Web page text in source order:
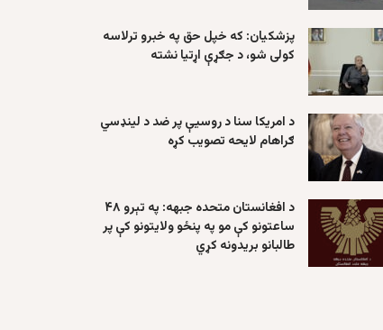
پزشکیان: که خپل حق په خبرو ترلاسه
کولی شو، د جګړې اړتیا نشته
د امریکا سنا د روسیې پر ضد د لینډسي
ګراهام لایحه تصویب کړه
د افغانستان متحده جبهه: په تېرو ۴۸
ساعتونو کې مو په پنځو ولایتونو کې پر
طالبانو بریدونه کړي